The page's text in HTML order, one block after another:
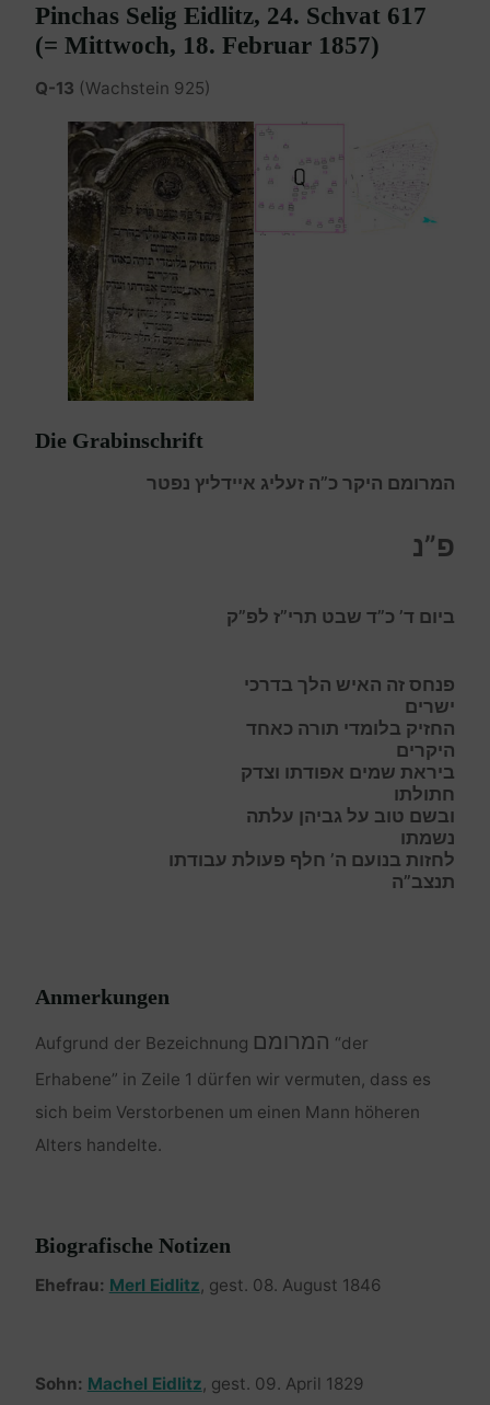
Pinchas Selig Eidlitz, 24. Schvat 617
(= Mittwoch, 18. Februar 1857)
Q-13 (Wachstein 925)
Die Grabinschrift
המרומם היקר כ”ה זעליג איידליץ נפטר
פ”נ
ביום ד’ כ”ד שבט תרי”ז לפ”ק
פנחס זה האיש הלך בדרכי
ישרים
החזיק בלומדי תורה כאחד
היקרים
ביראת שמים אפודתו וצדק
חתולתו
ובשם טוב על גביהן עלתה
נשמתו
לחזות בנועם ה’ חלף פעולת עבודתו
תנצב”ה
Anmerkungen
Aufgrund der Bezeichnung המרומם “der
Erhabene” in Zeile 1 dürfen wir vermuten, dass es
sich beim Verstorbenen um einen Mann höheren
Alters handelte.
Biografische Notizen
Ehefrau: Merl Eidlitz, gest. 08. August 1846
Sohn: Machel Eidlitz, gest. 09. April 1829